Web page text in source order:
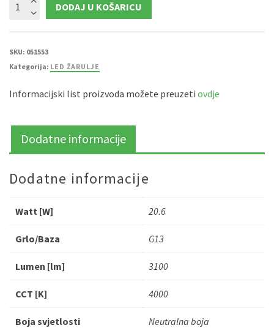
cijev
20,6W
DODAJ U KOŠARICU
SKU: 051553
Kategorija: LED ŽARULJE
Informacijski list proizvoda možete preuzeti ovdje
Dodatne informacije
Dodatne informacije
Watt [W] 20.6
Grlo/Baza G13
Lumen [lm] 3100
CCT [K] 4000
Boja svjetlosti Neutralna boja